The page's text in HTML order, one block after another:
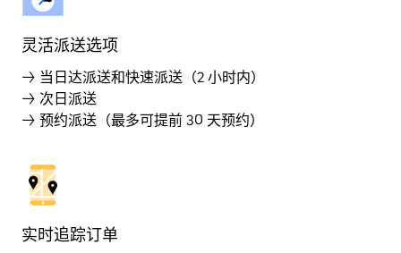
灵活派送选项
→ 当日达派送和快速派送（2 小时内）
→ 次日派送
→ 预约派送（最多可提前 30 天预约）
实时追踪订单